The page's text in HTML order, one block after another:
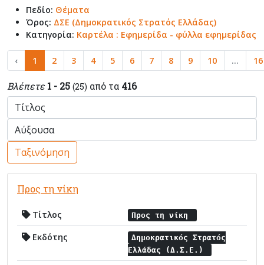
Πεδίο: Θέματα
Όρος: ΔΣΕ (Δημοκρατικός Στρατός Ελλάδας)
Κατηγορία: Καρτέλα : Εφημερίδα - φύλλα εφημερίδας
‹ 1 2 3 4 5 6 7 8 9 10 ... 16
Βλέπετε 1 - 25 (25) από τα 416
Ταξινόμηση
Προς τη νίκη
Τίτλος Προς τη νίκη
Εκδότης
Δημοκρατικός Στρατός
Ελλάδας (Δ.Σ.Ε.)